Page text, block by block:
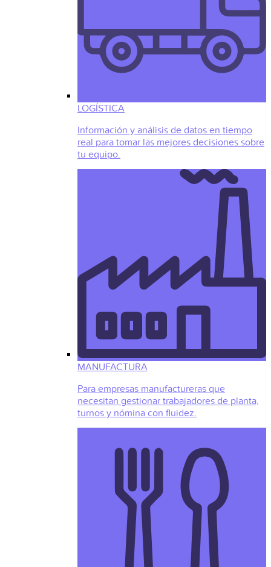
LOGÍSTICA
Información y análisis de datos en tiempo
real para tomar las mejores decisiones sobre
tu equipo.
MANUFACTURA
Para empresas manufactureras que
necesitan gestionar trabajadores de planta,
turnos y nómina con fluidez.